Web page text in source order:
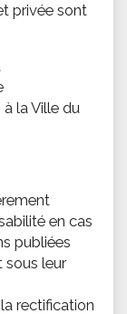
privée sont
la Ville du
en cas
publiées
sous leur
rectification